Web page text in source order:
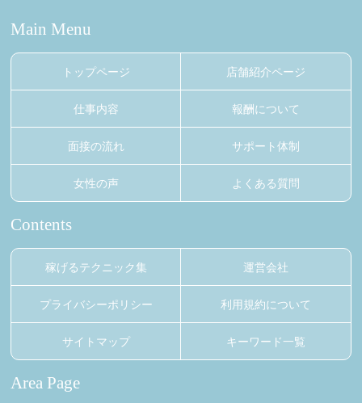
Main Menu
トップページ 店舗紹介ページ
仕事内容 報酬について
面接の流れ サポート体制
女性の声 よくある質問
Contents
稼げるテクニック集 運営会社
プライバシーポリシー 利用規約について
サイトマップ キーワード一覧
Area Page